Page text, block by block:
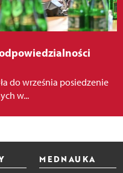
do września posiedzenie
w...
MEDNAUKA